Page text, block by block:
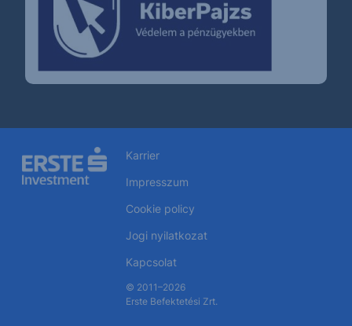
Karrier
Impresszum
Cookie policy
Jogi nyilatkozat
Kapcsolat
© 2011–2026
Erste Befektetési Zrt.